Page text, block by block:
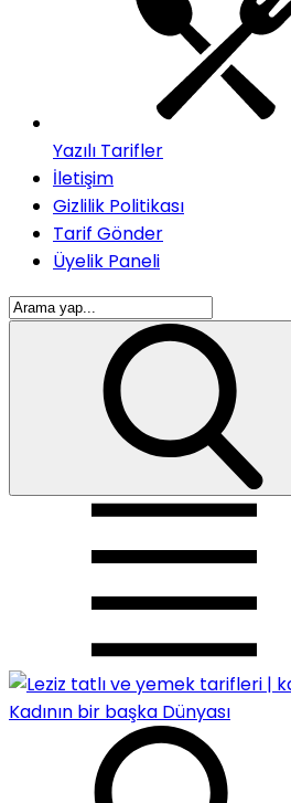
Yazılı Tarifler
İletişim
Gizlilik Politikası
Tarif Gönder
Üyelik Paneli